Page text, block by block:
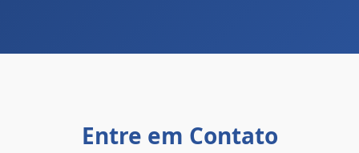
Entre em Contato